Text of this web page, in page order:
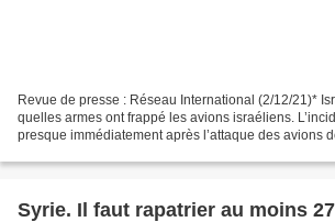
Revue de presse : Réseau International (2/12/21)*
quelles armes ont frappé les avions israéliens.
presque immédiatement après l’attaque des avions
Syrie. Il faut rapatrier au moins